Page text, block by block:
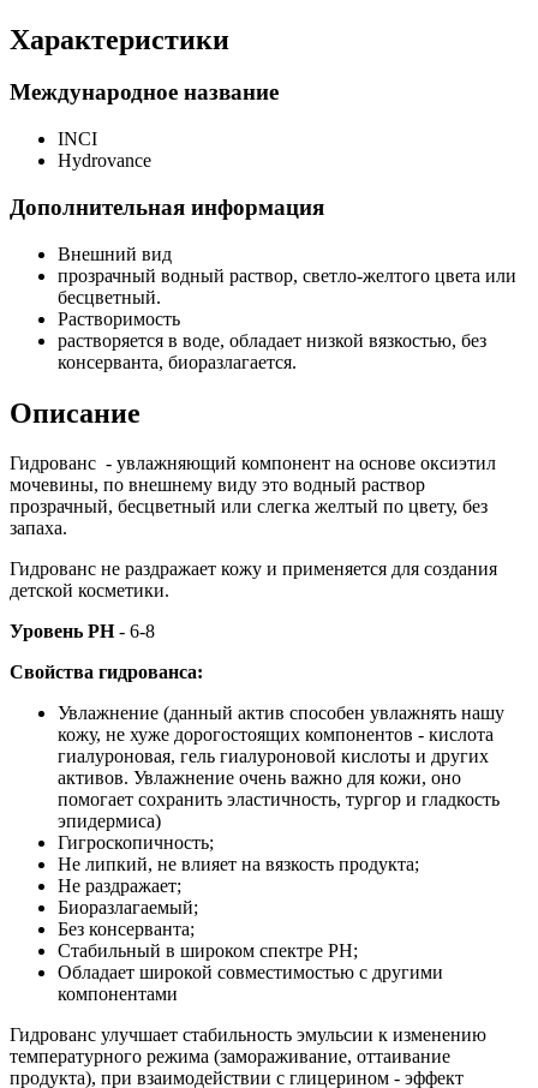
Характеристики
Международное название
INCI
Hydrovance
Дополнительная информация
Внешний вид
прозрачный водный раствор, светло-желтого цвета или
бесцветный.
Растворимость
растворяется в воде, обладает низкой вязкостью, без
консерванта, биоразлагается.
Описание
Гидрованс - увлажняющий компонент на основе оксиэтил
мочевины, по внешнему виду это водный раствор
прозрачный, бесцветный или слегка желтый по цвету, без
запаха.
Гидрованс не раздражает кожу и применяется для создания
детской косметики.
Уровень РН- 6-8
Свойства гидрованса:
Увлажнение (данный актив способен увлажнять нашу
кожу, не хуже дорогостоящих компонентов - кислота
гиалуроновая, гель гиалуроновой кислоты и других
активов. Увлажнение очень важно для кожи, оно
помогает сохранить эластичность, тургор и гладкость
эпидермиса)
Гигроскопичность;
Не липкий, не влияет на вязкость продукта;
Не раздражает;
Биоразлагаемый;
Без консерванта;
Стабильный в широком спектре РН;
Обладает широкой совместимостью с другими
компонентами
Гидрованс улучшает стабильность эмульсии к изменению
температурного режима (замораживание, оттаивание
продукта), при взаимодействии с глицерином - эффект